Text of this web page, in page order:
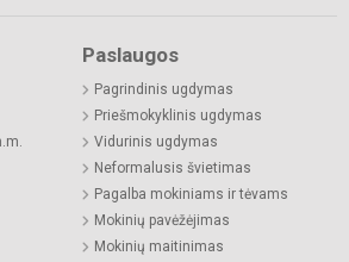
Paslaugos
Pagrindinis ugdymas
Priešmokyklinis ugdymas
Vidurinis ugdymas
Neformalusis švietimas
Pagalba mokiniams ir tėvams
Mokinių pavėžėjimas
Mokinių maitinimas